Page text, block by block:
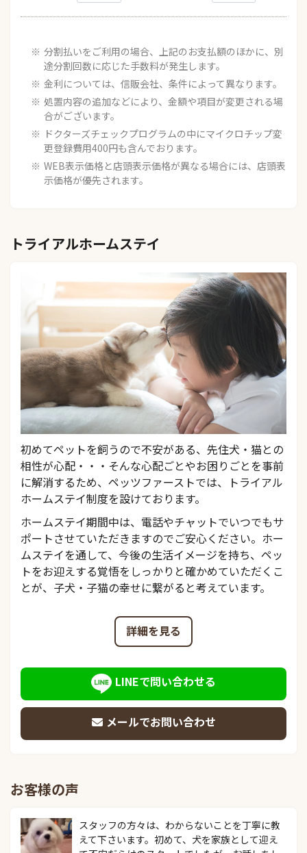
分割払いをご利用の場合、上記のお支払額のほかに、別
途分割回数に応じた手数料が発生します。
金利については、信販会社、条件によって異なります。
処置内容の追加などにより、金額や項目が変更される場
合がございます。
ドクターズチェックプログラムの中にマイクロチップ変
更登録費用400円も含んでおります。
WEB表示価格と店頭表示価格が異なる場合には、店頭表
示価格が優先されます。
トライアルホームステイ
初めてペットを飼うので不安がある、先住犬・猫との
相性が心配・・・そんな心配ごとやお困りごとを事前
に解消するため、ペッツファーストでは、トライアル
ホームステイ制度を設けております。
ホームステイ期間中は、電話やチャットでいつでもサ
ポートさせていただきますのでご安心ください。ホー
ムステイを通して、今後の生活イメージを持ち、ペッ
トをお迎えする覚悟をしっかりと確かめていただくこ
とが、子犬・子猫の幸せに繋がると考えています。
詳細を見る
LINEで問い合わせる
メールでお問い合わせ
お客様の声
スタッフの方々は、わからないことを丁寧に教
えて下さいます。初めて、犬を家族として迎え